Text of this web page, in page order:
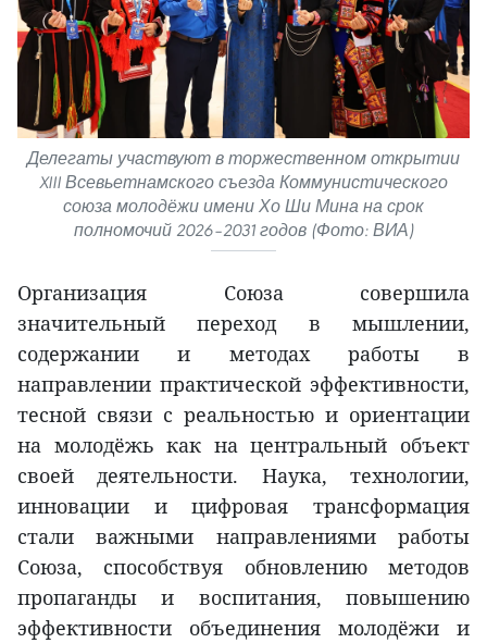
Делегаты участвуют в торжественном открытии
XIII Всевьетнамского съезда Коммунистического
союза молодёжи имени Хо Ши Мина на срок
полномочий 2026–2031 годов (Фото: ВИА)
Организация Союза совершила
значительный переход в мышлении,
содержании и методах работы в
направлении практической эффективности,
тесной связи с реальностью и ориентации
на молодёжь как на центральный объект
своей деятельности. Наука, технологии,
инновации и цифровая трансформация
стали важными направлениями работы
Союза, способствуя обновлению методов
пропаганды и воспитания, повышению
эффективности объединения молодёжи и